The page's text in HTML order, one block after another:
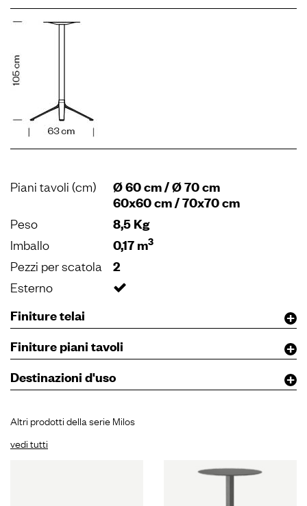
Piani tavoli (cm)
Ø 60 cm / Ø 70 cm
60x60 cm / 70x70 cm
Peso 8,5 Kg
Imballo 0,17 m3
Pezzi per scatola 2
Esterno
Finiture telai
Finiture piani tavoli
Destinazioni d'uso
Altri prodotti della serie Milos
vedi tutti